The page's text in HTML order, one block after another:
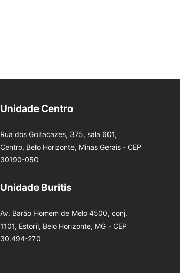
Unidade Centro
Rua dos Goitacazes, 375, sala 601,
Centro, Belo Horizonte, Minas Gerais - CEP
30190-050
Unidade Buritis
Av. Barão Homem de Melo 4500, conj.
1101, Estoril, Belo Horizonte, MG - CEP
30.494-270